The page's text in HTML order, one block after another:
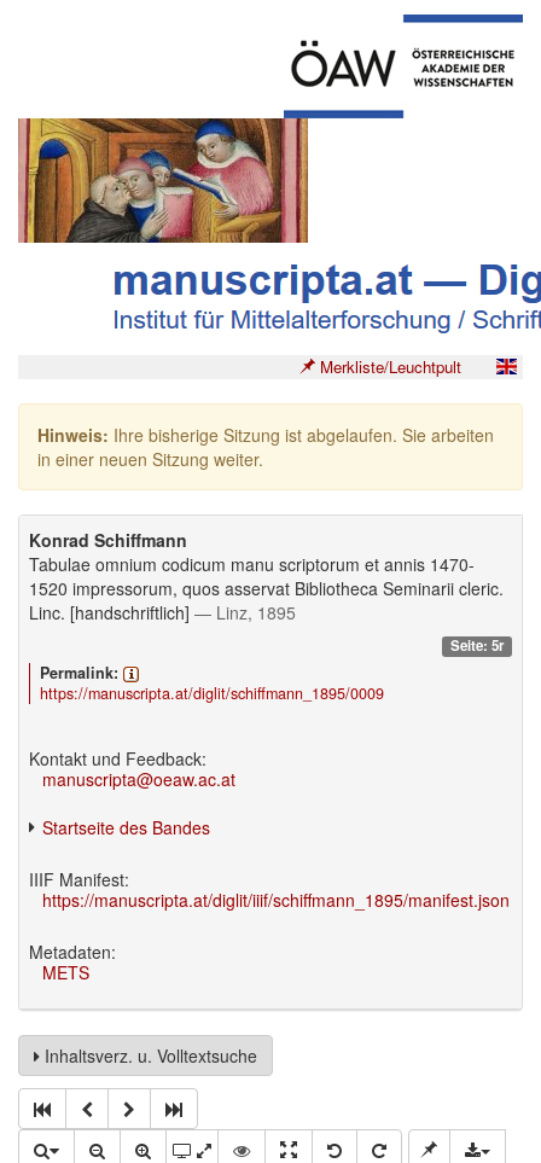
Merkliste/Leuchtpult
Hinweis: Ihre bisherige Sitzung ist abgelaufen. Sie arbeiten
in einer neuen Sitzung weiter.
Konrad Schiffmann
Tabulae omnium codicum manu scriptorum et annis 1470-
1520 impressorum, quos asservat Bibliotheca Seminarii cleric.
Linc. [handschriftlich] — Linz, 1895
Seite: 5r
Permalink:
https://manuscripta.at/diglit/schiffmann_1895/0009
Kontakt und Feedback:
manuscripta@oeaw.ac.at
Startseite des Bandes
IIIF Manifest:
https://manuscripta.at/diglit/iiif/schiffmann_1895/manifest.json
Metadaten:
METS
Inhaltsverz. u. Volltextsuche